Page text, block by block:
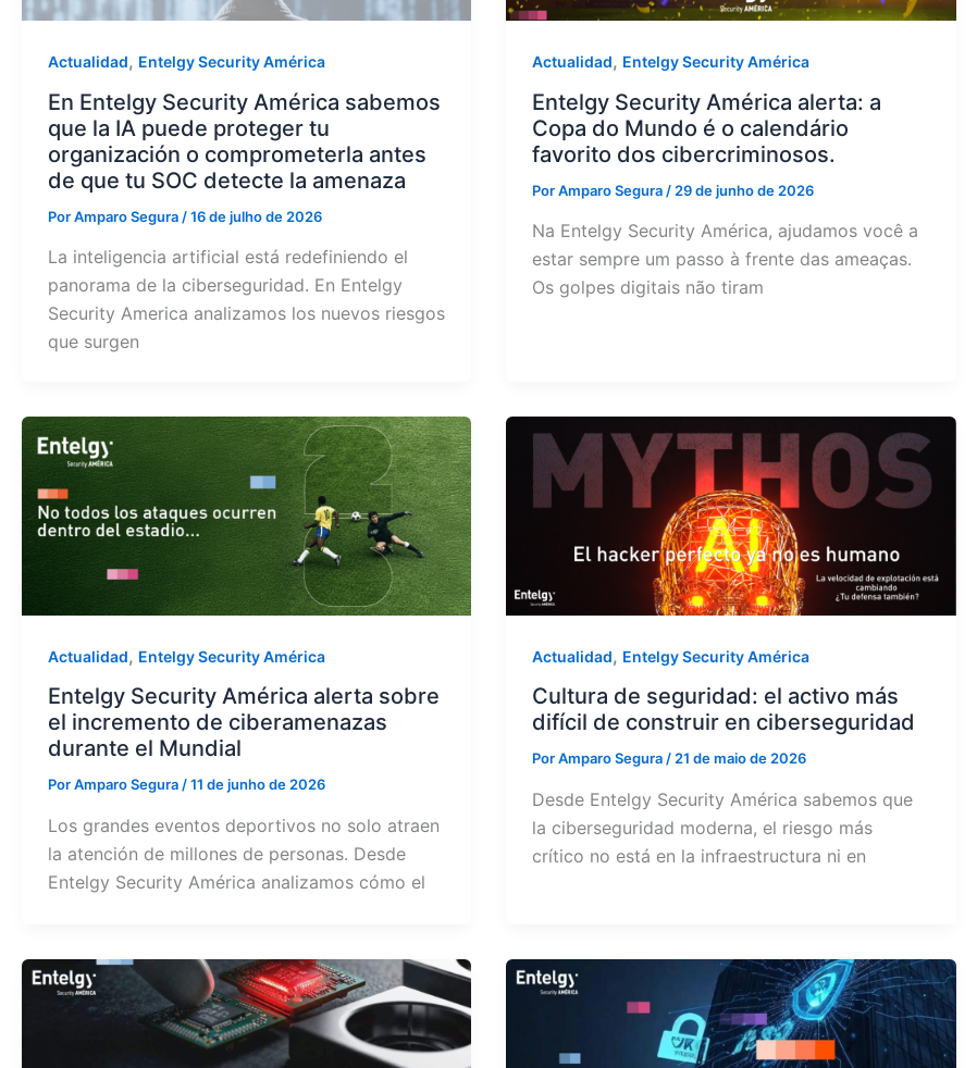
Actualidad, Entelgy Security América
En Entelgy Security América sabemos
que la IA puede proteger tu
organización o comprometerla antes
de que tu SOC detecte la amenaza
PorAmparo Segura /16 de julho de 2026
La inteligencia artificial está redefiniendo el
panorama de la ciberseguridad. En Entelgy
Security America analizamos los nuevos riesgos
que surgen
Actualidad, Entelgy Security América
Entelgy Security América alerta: a
Copa do Mundo é o calendário
favorito dos cibercriminosos.
PorAmparo Segura / 29 de junho de 2026
Na Entelgy Security América, ajudamos você a
estar sempre um passo à frente das ameaças.
Os golpes digitais não tiram
Actualidad, Entelgy Security América
Entelgy Security América alerta sobre
el incremento de ciberamenazas
durante el Mundial
PorAmparo Segura/11 de junho de 2026
Los grandes eventos deportivos no solo atraen
la atención de millones de personas. Desde
Entelgy Security América analizamos cómo el
Actualidad, Entelgy Security América
Cultura de seguridad: el activo más
difícil de construir en ciberseguridad
PorAmparo Segura/21 de maio de 2026
Desde Entelgy Security América sabemos que
la ciberseguridad moderna, el riesgo más
crítico no está en la infraestructura ni en